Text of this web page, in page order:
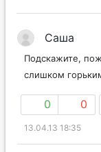
Саша
Подскажите,
слишком
0 0
13.04.13 18:35